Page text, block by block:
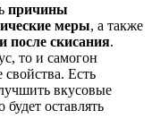
причины
меры, а также
после скисания.
то и самогон
свойства. Есть
вкусовые
будет оставлять